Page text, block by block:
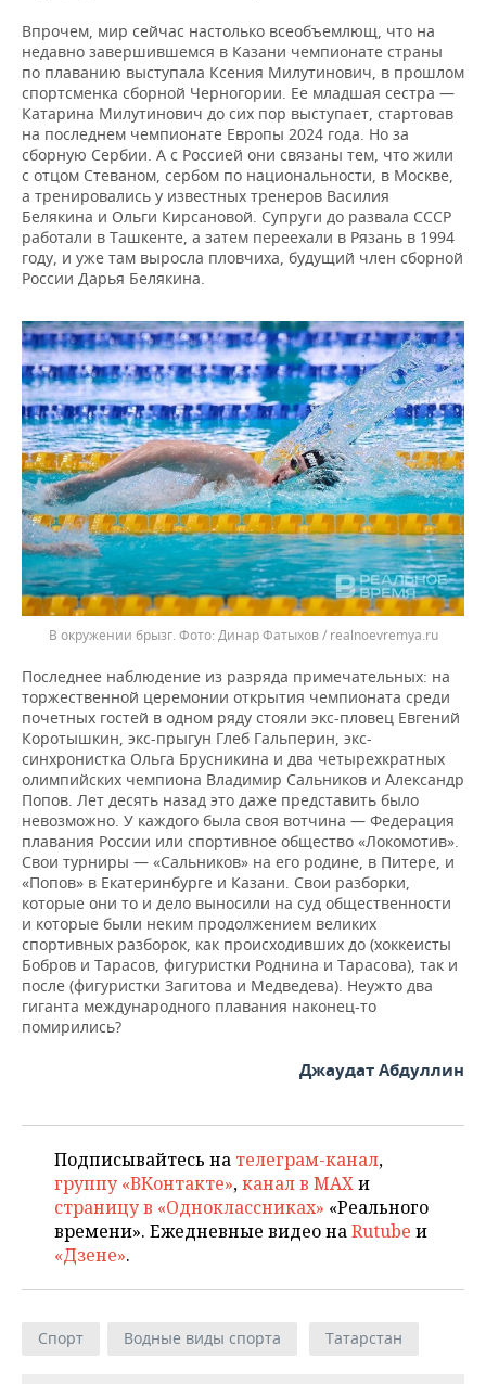
Впрочем, мир сейчас настолько всеобъемлющ, что на
недавно завершившемся в Казани чемпионате страны
по плаванию выступала Ксения Милутинович, в прошлом
спортсменка сборной Черногории. Ее младшая сестра —
Катарина Милутинович до сих пор выступает, стартовав
на последнем чемпионате Европы 2024 года. Но за
сборную Сербии. А с Россией они связаны тем, что жили
с отцом Стеваном, сербом по национальности, в Москве,
а тренировались у известных тренеров Василия
Белякина и Ольги Кирсановой. Супруги до развала СССР
работали в Ташкенте, а затем переехали в Рязань в 1994
году, и уже там выросла пловчиха, будущий член сборной
России Дарья Белякина.
В окружении брызг. Динар Фатыхов / realnoevremya.ru
Последнее наблюдение из разряда примечательных: на
торжественной церемонии открытия чемпионата среди
почетных гостей в одном ряду стояли экс-пловец Евгений
Коротышкин, экс-прыгун Глеб Гальперин, экс-
синхронистка Ольга Брусникина и два четырехкратных
олимпийских чемпиона Владимир Сальников и Александр
Попов. Лет десять назад это даже представить было
невозможно. У каждого была своя вотчина — Федерация
плавания России или спортивное общество «Локомотив».
Свои турниры — «Сальников» на его родине, в Питере, и
«Попов» в Екатеринбурге и Казани. Свои разборки,
которые они то и дело выносили на суд общественности
и которые были неким продолжением великих
спортивных разборок, как происходивших до (хоккеисты
Бобров и Тарасов, фигуристки Роднина и Тарасова), так и
после (фигуристки Загитова и Медведева). Неужто два
гиганта международного плавания наконец-то
помирились?
Джаудат Абдуллин
Подписывайтесь на телеграм-канал,
группу «ВКонтакте»,канал в MAXи
страницу в «Одноклассниках» «Реального
времени». Ежедневные видео наRutube и
«Дзене».
Спорт Водные виды спорта Татарстан